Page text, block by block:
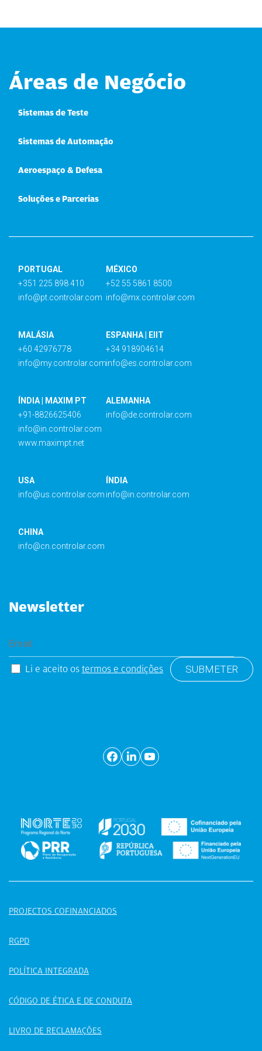
Áreas de Negócio
Sistemas de Teste
Sistemas de Automação
Aeroespaço & Defesa
Soluções e Parcerias
PORTUGAL
+351 225 898 410
info@pt.controlar.com
MÉXICO
+52 55 5861 8500
info@mx.controlar.com
MALÁSIA
+60 42976778
info@my.controlar.com
ESPANHA | EIIT
+34 918904614
info@es.controlar.com
ÍNDIA | MAXIM PT
+91-8826625406
info@in.controlar.com
www.maximpt.net
ALEMANHA
info@de.controlar.com
USA
info@us.controlar.com
ÍNDIA
info@in.controlar.com
CHINA
info@cn.controlar.com
Newsletter
Li e aceito os termos e condições
PROJECTOS COFINANCIADOS
RGPD
POLÍTICA INTEGRADA
CÓDIGO DE ÉTICA E DE CONDUTA
LIVRO DE RECLAMAÇÕES